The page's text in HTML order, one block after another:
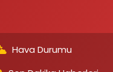
Hava Durumu